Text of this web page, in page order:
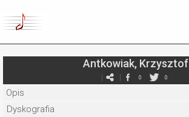
Antkowiak, Krzysztof
0 0
Opis
Dyskografia